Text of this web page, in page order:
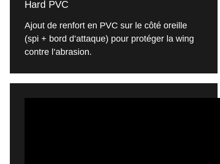
Hard PVC
Ajout de renfort en PVC sur le côté oreille
(spi + bord d’attaque) pour protéger la wing
contre l’abrasion.